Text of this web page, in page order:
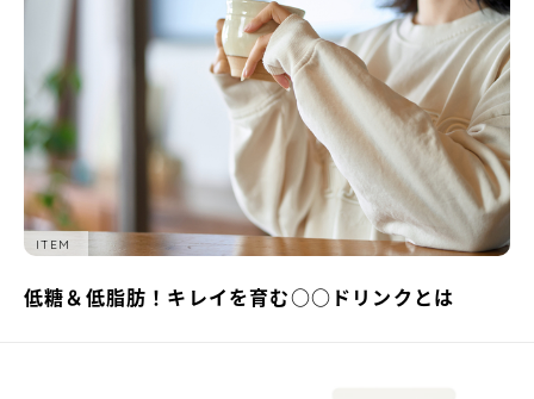
ITEM
低糖＆低脂肪！キレイを育む○○ドリンクとは